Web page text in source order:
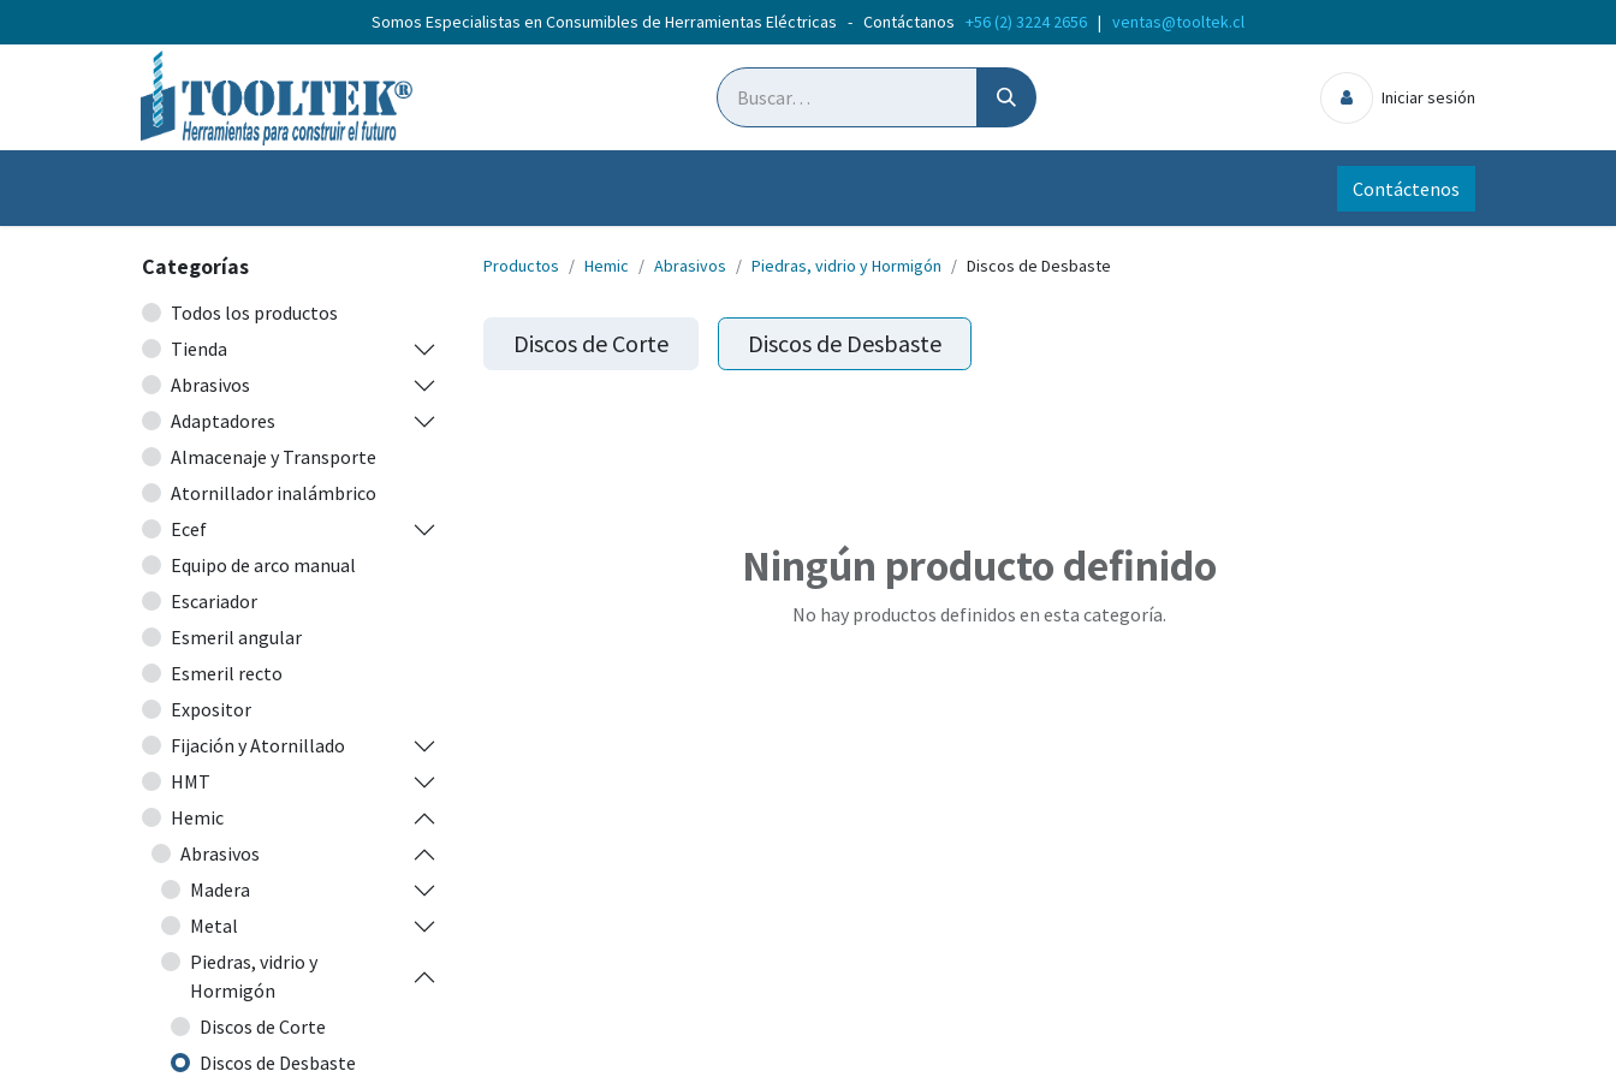
Somos Especialistas en Consumibles de Herramientas Eléctricas - Contáctanos +56 (2) 3224 2656 | ventas@tooltek.cl
Iniciar sesión
Contáctenos
Categorías
Todos los productos
Tienda
Abrasivos
Adaptadores
Almacenaje y Transporte
Atornillador inalámbrico
Ecef
Equipo de arco manual
Escariador
Esmeril angular
Esmeril recto
Expositor
Fijación y Atornillado
HMT
Hemic
Abrasivos
Madera
Metal
Piedras, vidrio y
Hormigón
Discos de Corte
Discos de Desbaste
Productos Hemic Abrasivos Piedras, vidrio y Hormigón Discos de Desbaste
Discos de Corte Discos de Desbaste
Ningún producto definido
No hay productos definidos en esta categoría.